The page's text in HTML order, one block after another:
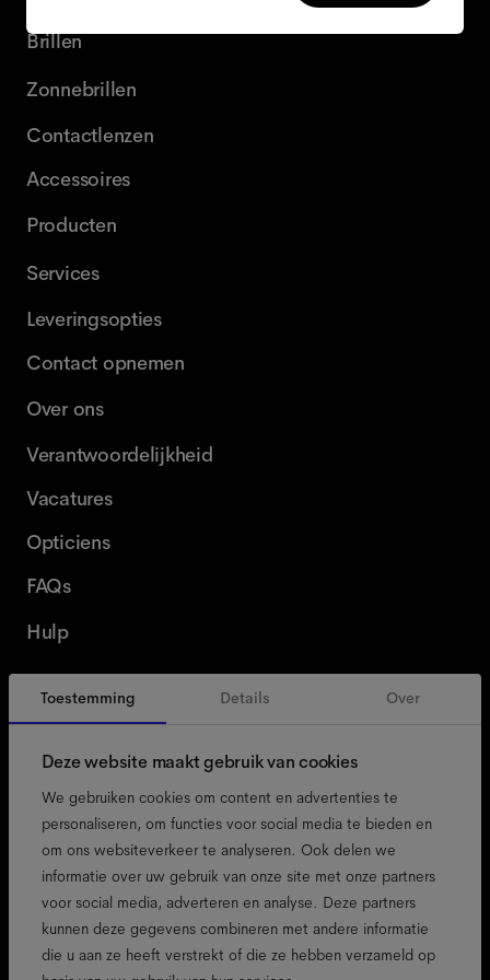
Toestemming Details Over
Deze website maakt gebruik van cookies
We gebruiken cookies om content en advertenties te
personaliseren, om functies voor social media te bieden en
om ons websiteverkeer te analyseren. Ook delen we
informatie over uw gebruik van onze site met onze partners
voor social media, adverteren en analyse. Deze partners
kunnen deze gegevens combineren met andere informatie
die u aan ze heeft verstrekt of die ze hebben verzameld op
Brillen
Zonnebrillen
Contactlenzen
Accessoires
Producten
Services
Leveringsopties
Contact opnemen
Over ons
Verantwoordelijkheid
Vacatures
Opticiens
FAQs
Hulp
België Dutch
toegankelijkheid
cookiebeleid
colofon
privacybeleid